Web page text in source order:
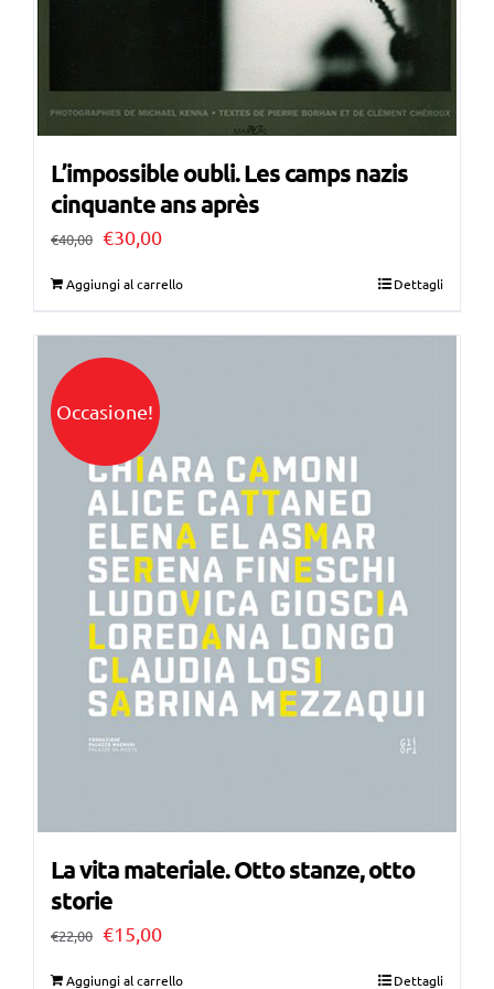
L’impossible oubli. Les camps nazis
cinquante ans après
€40,00 Il
era:
€40,00.
€30,00Il
è:
Aggiungi al carrello Dettagli
Occasione!
La vita materiale. Otto stanze, otto
storie
€22,00 Il
€15,00Il
Aggiungi al carrello Dettagli